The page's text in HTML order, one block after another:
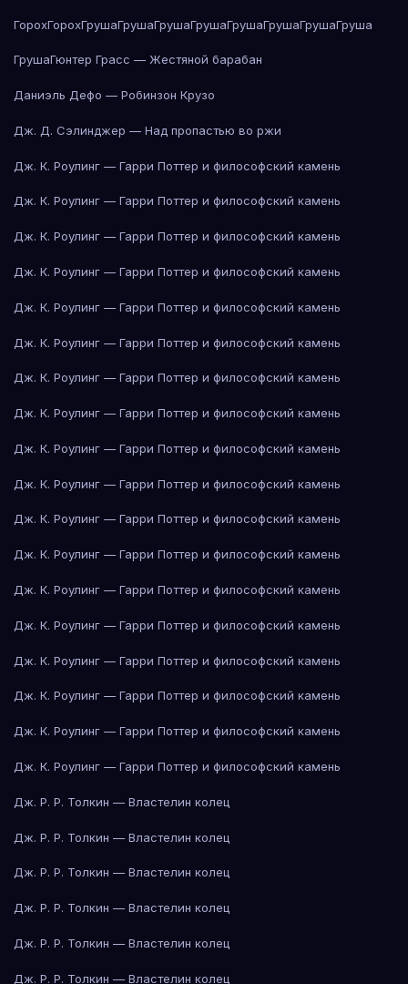
ГорохГорохГрушаГрушаГрушаГрушаГрушаГрушаГрушаГруша
ГрушаГюнтер Грасс — Жестяной барабан
Даниэль Дефо — Робинзон Крузо
Дж. Д. Сэлинджер — Над пропастью во ржи
Дж. К. Роулинг — Гарри Поттер и философский камень
Дж. К. Роулинг — Гарри Поттер и философский камень
Дж. К. Роулинг — Гарри Поттер и философский камень
Дж. К. Роулинг — Гарри Поттер и философский камень
Дж. К. Роулинг — Гарри Поттер и философский камень
Дж. К. Роулинг — Гарри Поттер и философский камень
Дж. К. Роулинг — Гарри Поттер и философский камень
Дж. К. Роулинг — Гарри Поттер и философский камень
Дж. К. Роулинг — Гарри Поттер и философский камень
Дж. К. Роулинг — Гарри Поттер и философский камень
Дж. К. Роулинг — Гарри Поттер и философский камень
Дж. К. Роулинг — Гарри Поттер и философский камень
Дж. К. Роулинг — Гарри Поттер и философский камень
Дж. К. Роулинг — Гарри Поттер и философский камень
Дж. К. Роулинг — Гарри Поттер и философский камень
Дж. К. Роулинг — Гарри Поттер и философский камень
Дж. К. Роулинг — Гарри Поттер и философский камень
Дж. К. Роулинг — Гарри Поттер и философский камень
Дж. Р. Р. Толкин — Властелин колец
Дж. Р. Р. Толкин — Властелин колец
Дж. Р. Р. Толкин — Властелин колец
Дж. Р. Р. Толкин — Властелин колец
Дж. Р. Р. Толкин — Властелин колец
Дж. Р. Р. Толкин — Властелин колец